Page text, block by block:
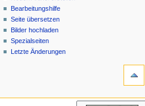
n
s
m
e
Bearbeitungshilfe
Seite übersetzen
Bilder hochladen
Spezialseiten
Letzte Änderungen
Navigation